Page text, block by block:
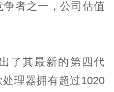
者之一，公司估值
了其最新的第四代
理器拥有超过1020